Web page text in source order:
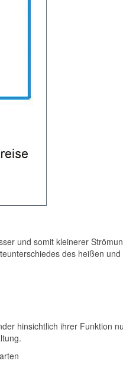
und somit kleinerer
des heißen
hinsichtlich ihrer Funktion